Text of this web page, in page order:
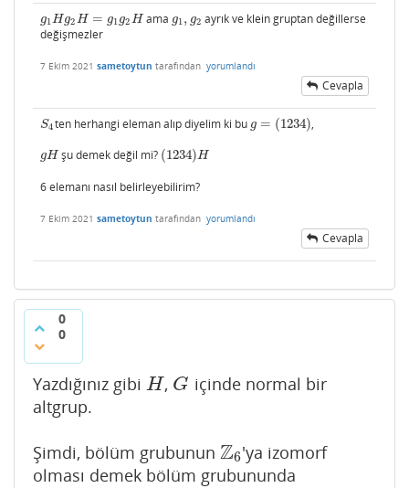
g1 Hg2 H = g1g2 H
g1Hg2H= g1g 2H ama g1, g2
g1, g2 ayrık ve klein gruptan değillerse
değişmezler
7 Ekim 2021 sametoytun tarafından yorumlandı
Cevapla
S4
S4ten herhangi eleman alıp diyelim ki bu g = (1234)
g =(1234) ,
gH
gH şu demek değil mi? (1234)H
(1234)H
6 elemanı nasıl belirleyebilirim?
7 Ekim 2021 sametoytun tarafından yorumlandı
Cevapla
0
0
Yazdığınız gibi H
H , G
G içinde normal bir
altgrup.
Şimdi, bölüm grubunun Z6
Z6 'ya izomorf
olması demek bölüm grubununda